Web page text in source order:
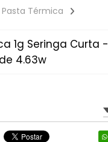
Pasta Térmica
1g Seringa Curta -
4.63w